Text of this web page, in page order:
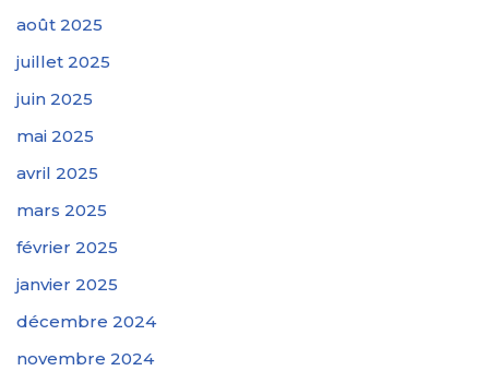
août 2025
juillet 2025
juin 2025
mai 2025
avril 2025
mars 2025
février 2025
janvier 2025
décembre 2024
novembre 2024